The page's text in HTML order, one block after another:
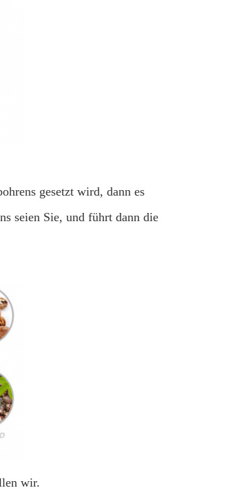
gesetzt wird, dann es
seien Sie, und führt dann die
wir.